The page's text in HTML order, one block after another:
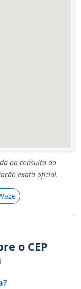
na consulta do
exata oficial.
o CEP